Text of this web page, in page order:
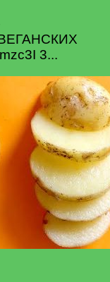
ВЕГАНСКИХ
3...